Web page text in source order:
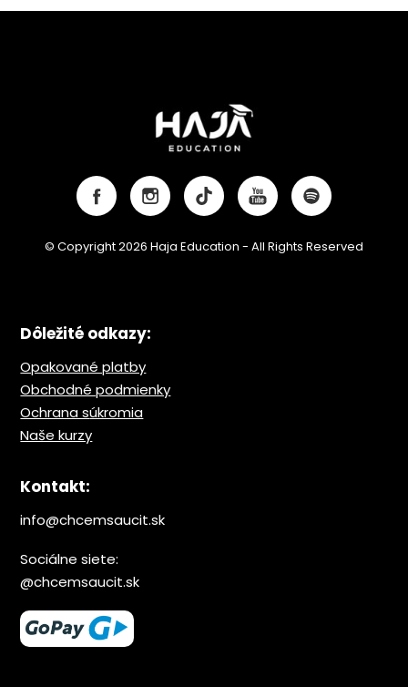
© Copyright 2026 Haja Education - All Rights Reserved
Dôležité odkazy:
Opakované platby
Obchodné podmienky
Ochrana súkromia
Naše kurzy
Kontakt:
info@chcemsaucit.sk
Sociálne siete:
@chcemsaucit.sk